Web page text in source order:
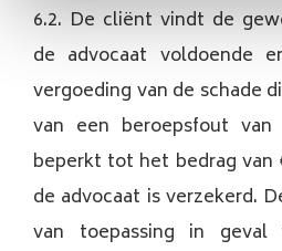
6.2. De cliënt vindt de
de advocaat voldoende
vergoeding van de schade
van een beroepsfout
beperkt tot het bedrag van
de advocaat is verzekerd.
van toepassing in